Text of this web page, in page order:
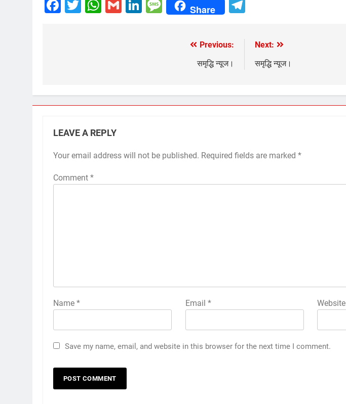
Facebook
Twitter
WhatsApp
GmailLinkedIn
Message
Share
Previous:
समृद्धि न्यूज।
Next:
समृद्धि न्यूज।
LEAVE A REPLY
Your email address will not be published. Required fields are marked *
Comment *
Name * Email * Website
Save my name, email, and website in this browser for the next time I comment.